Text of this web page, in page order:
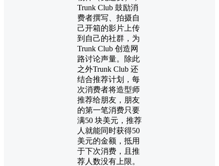
Trunk Club 鼓励消
费者撰写、拍摄自
己开箱的影片上传
到自己的社群，为
Trunk Club 创造网
路讨论声量。除此
之外Trunk Club 还
结合推荐计划，每
次消费者将造型师
推荐给朋友，朋友
的第一笔消费只要
满50 块美元，推荐
人就能同时获得50
美元的金额，抵用
于下次消费，且推
荐人数没有上限。